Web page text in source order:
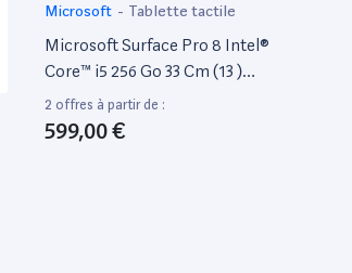
Microsoft - Tablette tactile
Microsoft Surface Pro 8 Intel®
Core™ i5 256 Go 33 Cm (13 )
8Go Wi-Fi 6 (802.11Ax)
Windows 11 Pro Platine -
Excellent État
2 offres à partir de :
599,00 €